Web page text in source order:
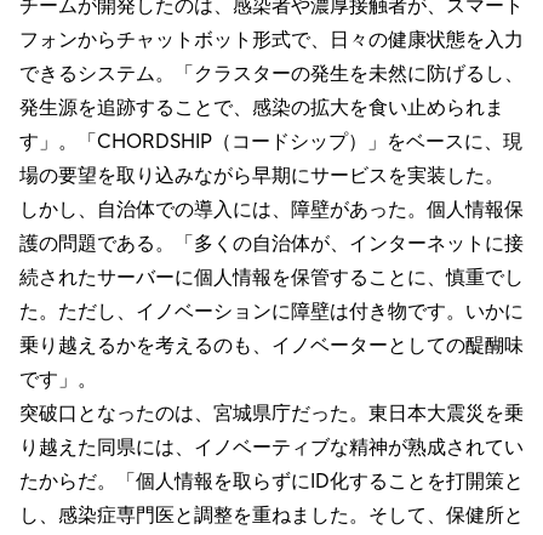
チームが開発したのは、感染者や濃厚接触者が、スマート
フォンからチャットボット形式で、日々の健康状態を入力
できるシステム。「クラスターの発生を未然に防げるし、
発生源を追跡することで、感染の拡大を食い止められま
す」。「CHORDSHIP（コードシップ）」をベースに、現
場の要望を取り込みながら早期にサービスを実装した。
しかし、自治体での導入には、障壁があった。個人情報保
護の問題である。「多くの自治体が、インターネットに接
続されたサーバーに個人情報を保管することに、慎重でし
た。ただし、イノベーションに障壁は付き物です。いかに
乗り越えるかを考えるのも、イノベーターとしての醍醐味
です」。
突破口となったのは、宮城県庁だった。東日本大震災を乗
り越えた同県には、イノベーティブな精神が熟成されてい
たからだ。「個人情報を取らずにID化することを打開策と
し、感染症専門医と調整を重ねました。そして、保健所と